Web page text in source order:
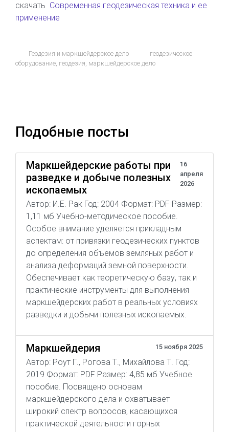
скачать Современная геодезическая техника и ее
применение
Геодезия и маркшейдерское дело
геодезическое
оборудование, геодезия, маркшейдерское дело
Подобные посты
Маркшейдерские работы при
разведке и добыче полезных
ископаемых
16
апреля
2026
Автор: И.Е. Рак Год: 2004 Формат: PDF Размер:
1,11 мб Учебно-методическое пособие.
Особое внимание уделяется прикладным
аспектам: от привязки геодезических пунктов
до определения объемов земляных работ и
анализа деформаций земной поверхности.
Обеспечивает как теоретическую базу, так и
практические инструменты для выполнения
маркшейдерских работ в реальных условиях
разведки и добычи полезных ископаемых.
Маркшейдерия 15 ноября 2025
Автор: Роут Г., Рогова Т., Михайлова Т. Год:
2019 Формат: PDF Размер: 4,85 мб Учебное
пособие. Посвящено основам
маркшейдерского дела и охватывает
широкий спектр вопросов, касающихся
практической деятельности горных